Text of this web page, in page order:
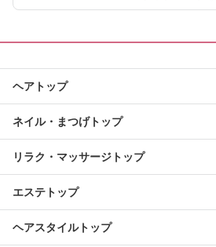
ヘアトップ
ネイル・まつげトップ
リラク・マッサージトップ
エステトップ
ヘアスタイルトップ